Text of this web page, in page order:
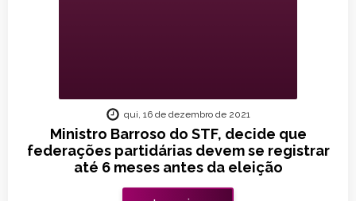
Ministro Barroso do STF, decide que
federações partidárias devem se registrar
até 6 meses antes da eleição
qui, 16 de dezembro de 2021